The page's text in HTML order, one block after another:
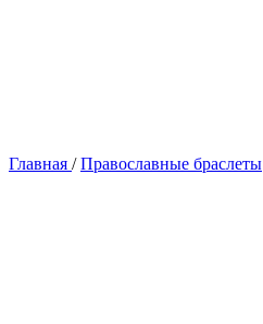
Главная / Православные браслеты